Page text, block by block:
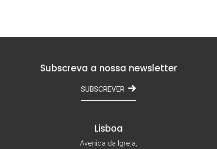
Subscreva a nossa newsletter
SUBSCREVER
Lisboa
Avenida da Igreja,